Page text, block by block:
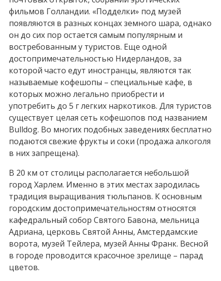
фильмов Голландии. «Подделки» под музей
появляются в разных концах земного шара, однако
он до сих пор остается самым популярным и
востребованным у туристов. Еще одной
достопримечательностью Нидерландов, за
которой часто едут иностранцы, являются так
называемые кофешопы – специальные кафе, в
которых можно легально приобрести и
употребить до 5 г легких наркотиков. Для туристов
существует целая сеть кофешопов под названием
Bulldog. Во многих подобных заведениях бесплатно
подаются свежие фрукты и соки (продажа алкоголя
в них запрещена).
В 20 км от столицы располагается небольшой
город Харлем. Именно в этих местах зародилась
традиция выращивания тюльпанов. К основным
городским достопримечательностям относятся
кафедральный собор Святого Бавона, мельница
Адриана, церковь Святой Анны, Амстердамские
ворота, музей Тейлера, музей Анны Франк. Весной
в городе проводится красочное зрелище – парад
цветов.